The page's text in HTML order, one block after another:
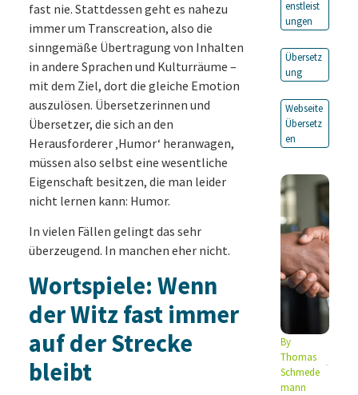
fast nie. Stattdessen geht es nahezu
immer um Transcreation, also die
sinngemäße Übertragung von Inhalten
in andere Sprachen und Kulturräume –
mit dem Ziel, dort die gleiche Emotion
auszulösen. Übersetzerinnen und
Übersetzer, die sich an den
Herausforderer ‚Humor‘ heranwagen,
müssen also selbst eine wesentliche
Eigenschaft besitzen, die man leider
nicht lernen kann: Humor.
In vielen Fällen gelingt das sehr
überzeugend. In manchen eher nicht.
Wortspiele: Wenn
der Witz fast immer
auf der Strecke
bleibt
enstleist
ungen
Übersetz
ung
Webseite
Übersetz
en
By
Thomas
Schmede
mann